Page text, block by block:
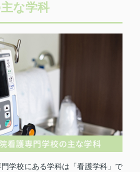
な学科
学校にある学科は「看護学科」で